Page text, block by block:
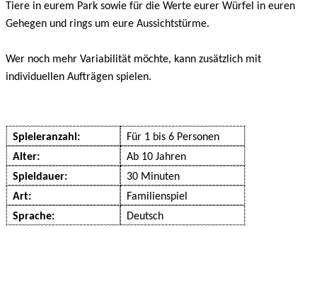
Tiere in eurem Park sowie für die Werte eurer Würfel in euren
Gehegen und rings um eure Aussichtstürme.
Wer noch mehr Variabilität möchte, kann zusätzlich mit
individuellen Aufträgen spielen.
Spieleranzahl:
Für 1 bis 6 Personen
Alter:
Ab 10 Jahren
Spieldauer:
30 Minuten
Art:
Familienspiel
Sprache:
Deutsch